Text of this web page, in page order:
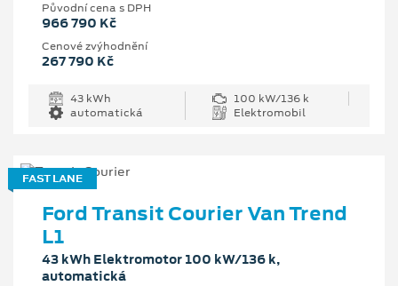
Původní cena s DPH
966 790 Kč
Cenové zvýhodnění
267 790 Kč
43 kWh
100 kW/136 k
automatická
Elektromobil
FAST LANE
Ford Transit Courier Van Trend
L1
43 kWh Elektromotor 100 kW/136 k,
automatická